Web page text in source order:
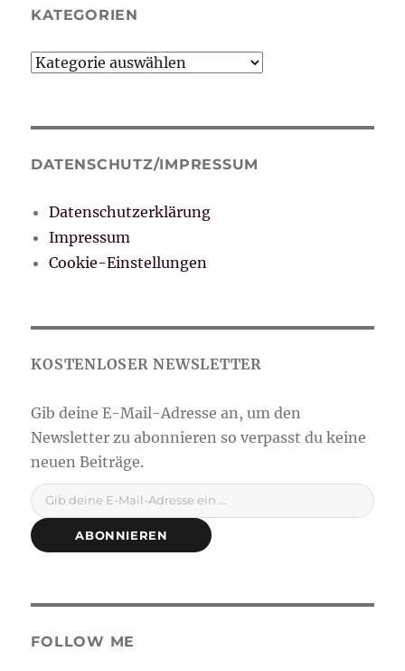
KATEGORIEN
Kategorien
DATENSCHUTZ/IMPRESSUM
Datenschutzerklärung
Impressum
Cookie-Einstellungen
Gib deine E-Mail-Adresse ein ...
ABONNIEREN
FOLLOW ME